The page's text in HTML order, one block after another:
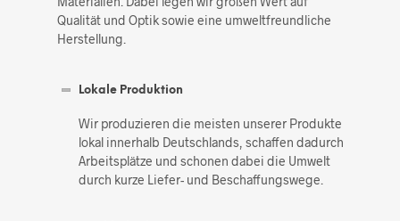
Qualität und Optik sowie eine umweltfreundliche
Herstellung.
Lokale Produktion
Wir produzieren die meisten unserer Produkte
lokal innerhalb Deutschlands, schaffen dadurch
Arbeitsplätze und schonen dabei die Umwelt
durch kurze Liefer- und Beschaffungswege.